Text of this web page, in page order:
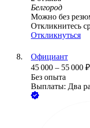
Белгород
Можно без
Откликнитесь
Откликнуться
Официант
45 000 – 55 000 ₽
Без опыта
Выплаты: Два